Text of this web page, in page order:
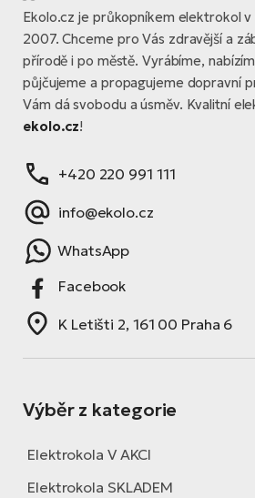
Ekolo.cz je průkopníkem elektrokol v
2007. Chceme pro Vás zdravější a
přírodě i po městě. Vyrábíme,
půjčujeme a propagujeme dopravní
Vám dá svobodu a úsměv. Kvalitní
ekolo.cz!
+420 220 991 111
info@ekolo.cz
WhatsApp
Facebook
K Letišti 2, 161 00 Praha 6
Výběr z kategorie
Elektrokola V AKCI
Elektrokola SKLADEM